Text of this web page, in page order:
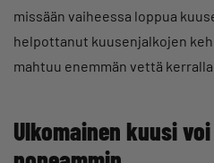
missään vaiheessa loppua
helpottanut kuusenjalkojen
mahtuu enemmän vettä kerralla.
Ulkomainen kuusi